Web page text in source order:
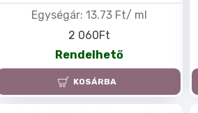
Egységár: 13.73 Ft/ ml
2 060Ft
Rendelhető
KOSÁRBA